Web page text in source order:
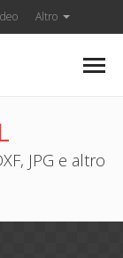
Altro
JPG e altro